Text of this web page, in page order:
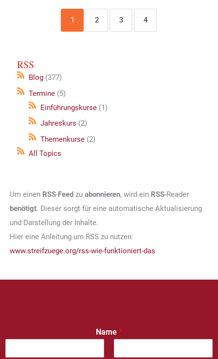
1 2 3 4
RSS
Blog(377)
Termine(5)
Einführungskurse(1)
Jahreskurs (2)
Themenkurse(2)
All Topics
Um einen RSS-Feed zu abonnieren, wird ein RSS-Reader
benötigt. Dieser sorgt für eine automatische Aktualisierung
und Darstellung der Inhalte.
Hier eine Anleitung um RSS zu nutzen:
www.streifzuege.org/rss-wie-funktioniert-das
Name *